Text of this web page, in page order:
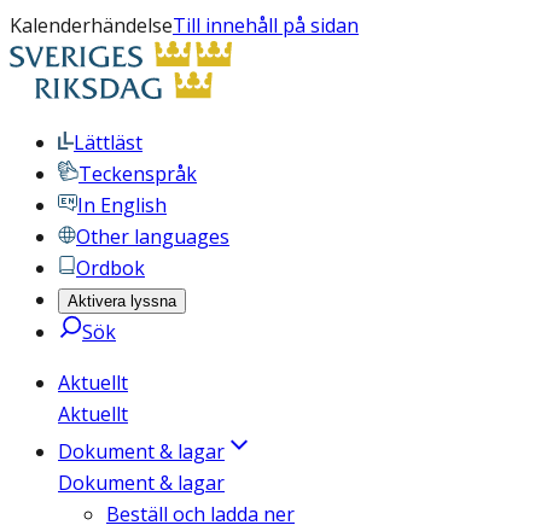
KalenderhändelseTill innehåll på sidan
Lättläst
Teckenspråk
In English
Other languages
Ordbok
Aktivera lyssna
Sök
Aktuellt
Aktuellt
Dokument & lagar
Dokument & lagar
Beställ och ladda ner